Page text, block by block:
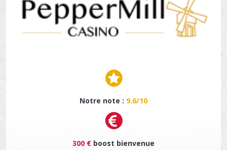
Notre note : 9.6/10
300 € boost bienvenue